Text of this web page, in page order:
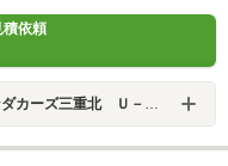
積依頼
Ｕ－Ｓｅｌｅｃｔ亀山長明寺